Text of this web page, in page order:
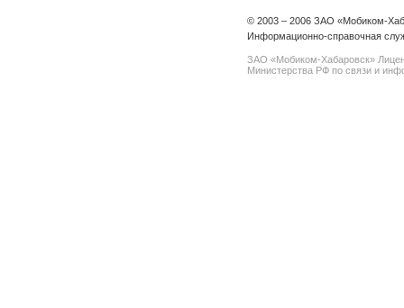
© 2003 – 2006 ЗАО «Мобиком-
Информационно-справочная
ЗАО «Мобиком-Хабаровск»
Министерства РФ по связи и